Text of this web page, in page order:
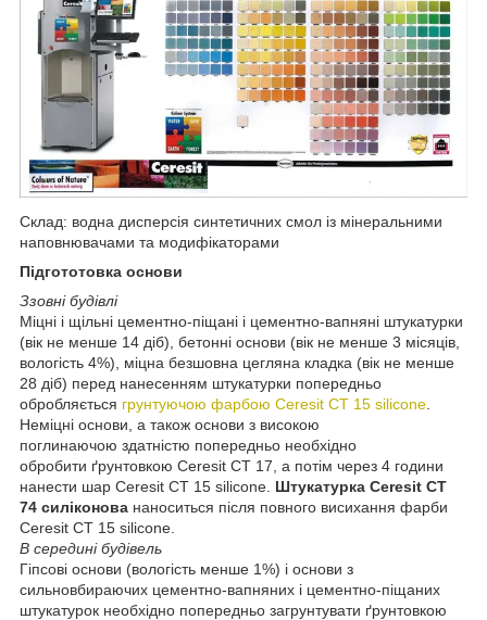
Склад: водна дисперсія синтетичних смол із мінеральними
наповнювачами та модифікаторами
Підгототовка основи
Ззовні будівлі
Міцні і щільні цементно-піщані і цементно-вапняні штукатурки
(вік не менше 14 діб), бетонні основи (вік не менше 3 місяців,
вологість 4%), міцна безшовна цегляна кладка (вік не менше
28 діб) перед нанесенням штукатурки попередньо
обробляється грунтуючою фарбою Ceresit СТ 15 silicone
Неміцні основи, а також основи з високою
поглинаючою здатністю попередньо необхідно
обробити ґрунтовкою Ceresit СТ 17, а потім через 4 години
нанести шар Ceresit СТ 15 silicone. Штукатурка Ceresit CT
74 силіконова наноситься після повного висихання фарби
Ceresit СТ 15 silicone.
В середині будівель
Гіпсові основи (вологість менше 1%) і основи з
сильновбираючих цементно-вапняних і цементно-піщаних
штукатурок необхідно попередньо загрунтувати ґрунтовкою